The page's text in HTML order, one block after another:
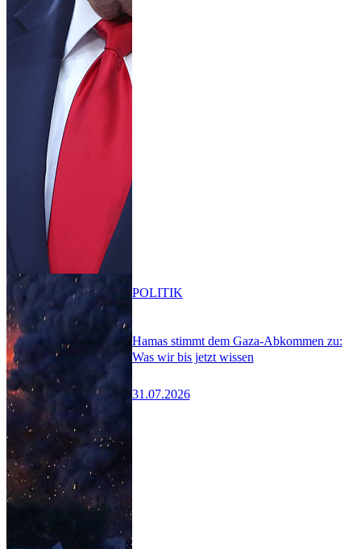
Hamas stimmt dem Gaza-Abkommen zu:
Was wir bis jetzt wissen
31.07.2026
POLITIK